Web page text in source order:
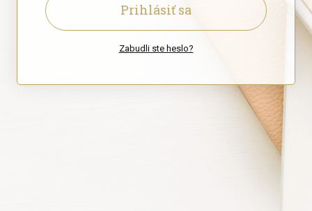
Prihlásiť sa
Zabudli ste heslo?